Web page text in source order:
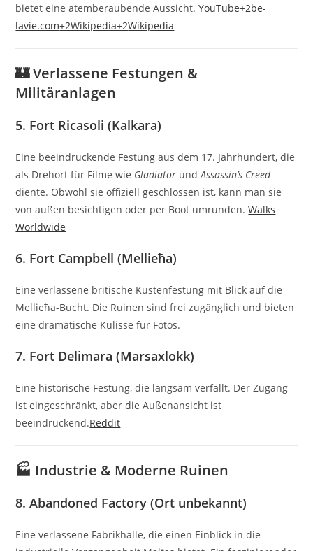
bietet eine atemberaubende Aussicht. YouTube+2be-
lavie.com+2Wikipedia+2Wikipedia
🏰 Verlassene Festungen &
Militäranlagen
5. Fort Ricasoli (Kalkara)
Eine beeindruckende Festung aus dem 17. Jahrhundert, die
als Drehort für Filme wie Gladiator undAssassin’s Creed
diente. Obwohl sie offiziell geschlossen ist, kann man sie
von außen besichtigen oder per Boot umrunden. Walks
Worldwide
6. Fort Campbell (Mellieħa)
Eine verlassene britische Küstenfestung mit Blick auf die
Mellieħa-Bucht. Die Ruinen sind frei zugänglich und bieten
eine dramatische Kulisse für Fotos.
7. Fort Delimara (Marsaxlokk)
Eine historische Festung, die langsam verfällt. Der Zugang
ist eingeschränkt, aber die Außenansicht ist
beeindruckend.Reddit
🏭 Industrie & Moderne Ruinen
8.Abandoned Factory (Ort unbekannt)
Eine verlassene Fabrikhalle, die einen Einblick in die